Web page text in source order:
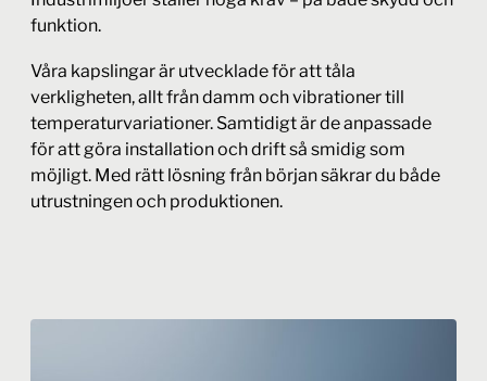
funktion.
Våra kapslingar är utvecklade för att tåla
verkligheten, allt från damm och vibrationer till
temperaturvariationer. Samtidigt är de anpassade
för att göra installation och drift så smidig som
möjligt. Med rätt lösning från början säkrar du både
utrustningen och produktionen.